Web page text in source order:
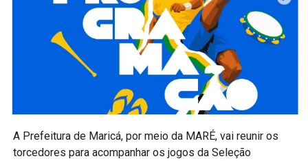
Além de incentivar o setor agrícola, a programação
movimenta o turismo e o comércio local, atraindo
visitantes de diferentes regiões e contribuindo para o
fortalecimento da economia durante os dias de evento.
A expectativa é receber um grande público ao longo dos
três dias de programação, reafirmando a Festa do
calendário oficial de Maricá.
A Prefeitura de Maricá, por meio da MARÉ, vai reunir os
torcedores para acompanhar os jogos da Seleção